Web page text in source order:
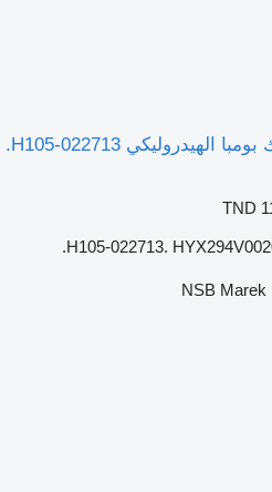
مضخة هيدروليكية HMF محرك بومبا الهيدروليكي H105-022713.
TND
H105-022713.
NSB Marek